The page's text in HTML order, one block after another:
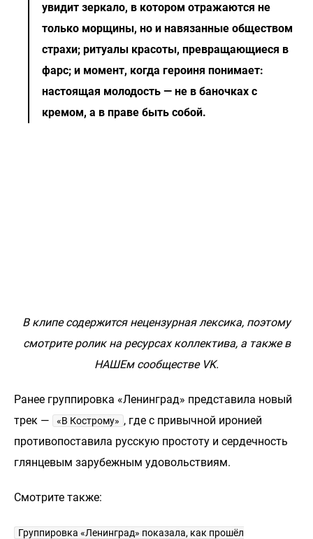
увидит зеркало, в котором отражаются не
только морщины, но и навязанные обществом
страхи; ритуалы красоты, превращающиеся в
фарс; и момент, когда героиня понимает:
настоящая молодость — не в баночках с
кремом, а в праве быть собой.
В клипе содержится нецензурная лексика, поэтому
смотрите ролик на ресурсах коллектива, а также в
НАШЕм сообществе VK.
Ранее группировка «Ленинград» представила новый
трек —
«В Кострому» , где с привычной иронией
противопоставила русскую простоту и сердечность
глянцевым зарубежным удовольствиям.
Смотрите также:
Группировка «Ленинград» показала, как прошёл